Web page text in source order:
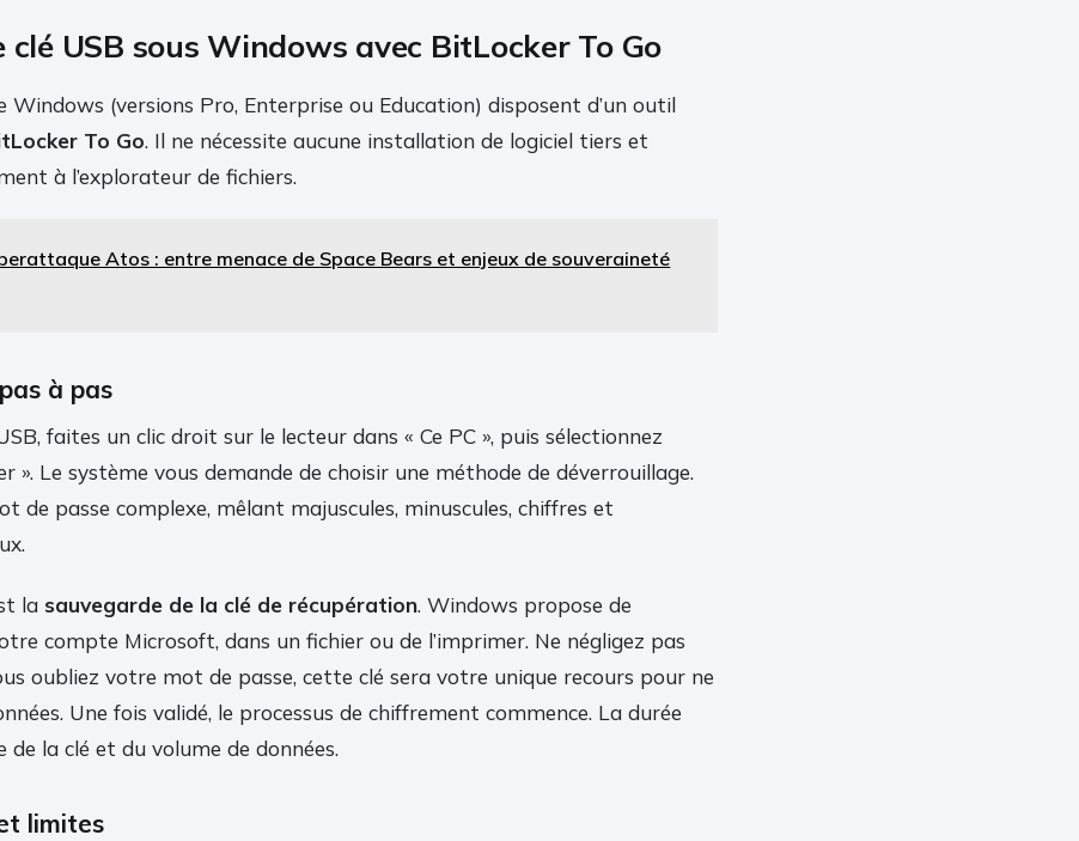
USB sous Windows avec BitLocker To Go
Windows (versions Pro, Enterprise ou Education) disposent d’un outil
To Go. Il ne nécessite aucune installation de logiciel tiers et
à l’explorateur de fichiers.
Atos : entre menace de Space Bears et enjeux de souveraineté
à pas
faites un clic droit sur le lecteur dans « Ce PC », puis sélectionnez
». Le système vous demande de choisir une méthode de déverrouillage.
de passe complexe, mêlant majuscules, minuscules, chiffres et
la sauvegarde de la clé de récupération. Windows propose de
compte Microsoft, dans un fichier ou de l’imprimer. Ne négligez pas
oubliez votre mot de passe, cette clé sera votre unique recours pour ne
Une fois validé, le processus de chiffrement commence. La durée
de la clé et du volume de données.
limites